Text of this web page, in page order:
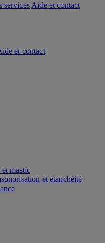
services Aide et contact
et contact
mastic
et étanchéité